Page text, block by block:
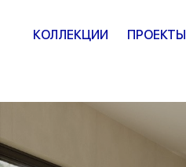
КОЛЛЕКЦИИ ПРОЕКТЫ